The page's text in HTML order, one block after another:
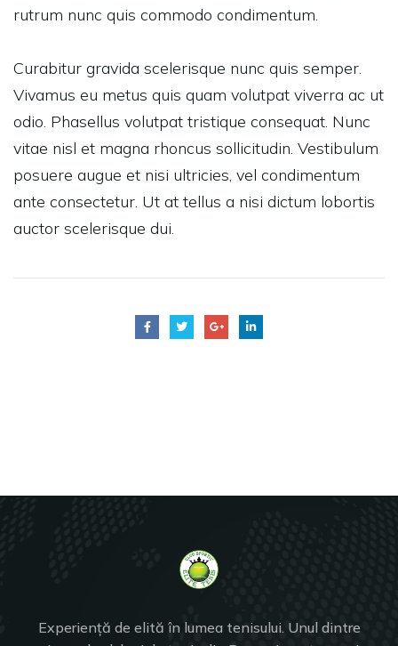
rutrum nunc quis commodo condimentum.
Curabitur gravida scelerisque nunc quis semper.
Vivamus eu metus quis quam volutpat viverra ac ut
odio. Phasellus volutpat tristique consequat. Nunc
vitae nisl et magna rhoncus sollicitudin. Vestibulum
posuere augue et nisi ultricies, vel condimentum
ante consectetur. Ut at tellus a nisi dictum lobortis
auctor scelerisque dui.
Experiență de elită în lumea tenisului. Unul dintre